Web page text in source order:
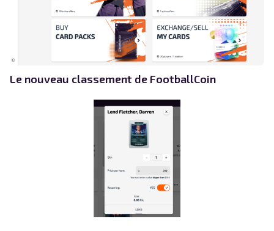
Le nouveau classement de FootballCoin